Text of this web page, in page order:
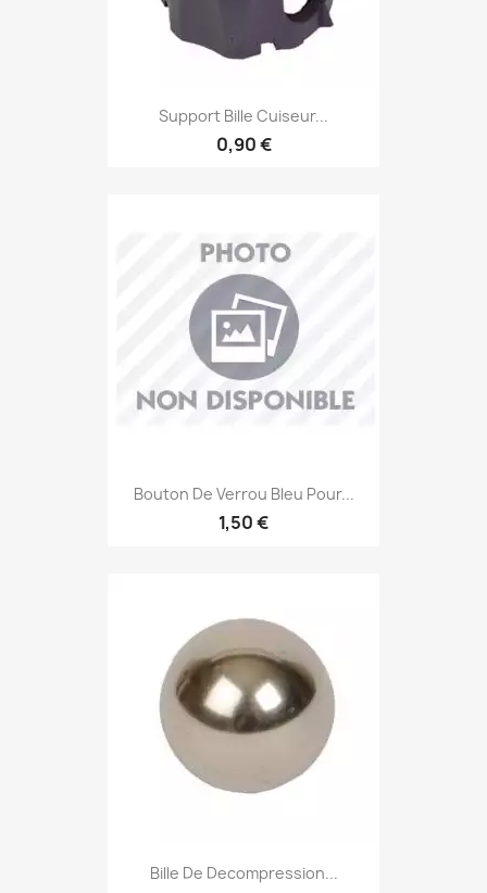
Support Bille Cuiseur...
0,90 €
Bouton De Verrou Bleu Pour...
1,50 €
Bille De Decompression...